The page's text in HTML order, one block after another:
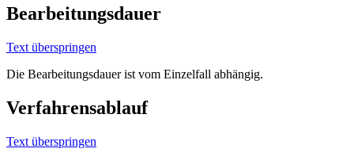
Bearbeitungsdauer
Text überspringen
Die Bearbeitungsdauer ist vom Einzelfall abhängig.
Verfahrensablauf
Text überspringen